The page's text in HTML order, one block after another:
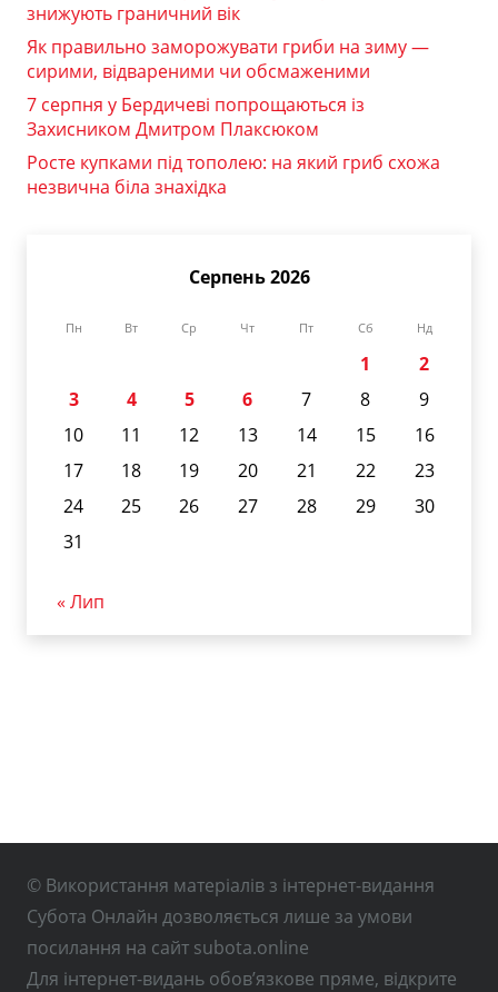
знижують граничний вік
Як правильно заморожувати гриби на зиму —
сирими, відвареними чи обсмаженими
7 серпня у Бердичеві попрощаються із
Захисником Дмитром Плаксюком
Росте купками під тополею: на який гриб схожа
незвична біла знахідка
Серпень 2026
Пн Вт Ср Чт Пт Сб Нд
1
2
3
4 5 6 7 8
9
10
11 12 13 14 15
16
17
18 19 20 21 22
23
24
25 26 27 28 29
30
31
« Лип
© Використання матеріалів з інтернет-видання
Субота Онлайн дозволяється лише за умови
посилання на сайт subota.online
Для інтернет-видань обов’язкове пряме, відкрите